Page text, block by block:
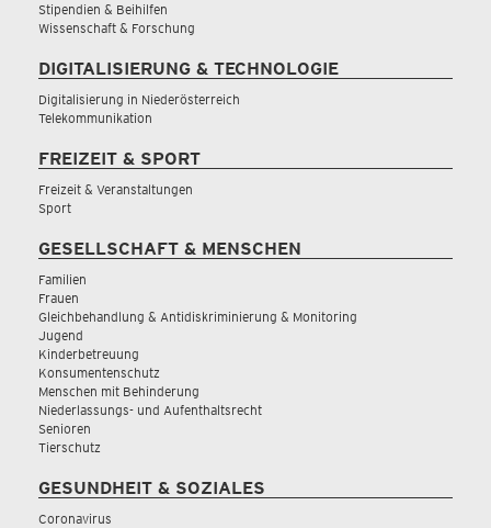
Stipendien & Beihilfen
Wissenschaft & Forschung
DIGITALISIERUNG & TECHNOLOGIE
Digitalisierung in Niederösterreich
Telekommunikation
FREIZEIT & SPORT
Freizeit & Veranstaltungen
Sport
GESELLSCHAFT & MENSCHEN
Familien
Frauen
Gleichbehandlung & Antidiskriminierung & Monitoring
Jugend
Kinderbetreuung
Konsumentenschutz
Menschen mit Behinderung
Niederlassungs- und Aufenthaltsrecht
Senioren
Tierschutz
GESUNDHEIT & SOZIALES
Coronavirus